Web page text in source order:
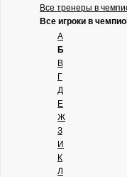
Все тренеры в
Все игроки в
А
Б
В
Г
Д
Е
Ж
З
И
К
Л